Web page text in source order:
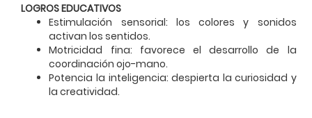
LOGROS EDUCATIVOS
Estimulación sensorial: los colores y sonidos
activan los sentidos.
Motricidad fina: favorece el desarrollo de la
coordinación ojo-mano.
Potencia la inteligencia: despierta la curiosidad y
la creatividad.